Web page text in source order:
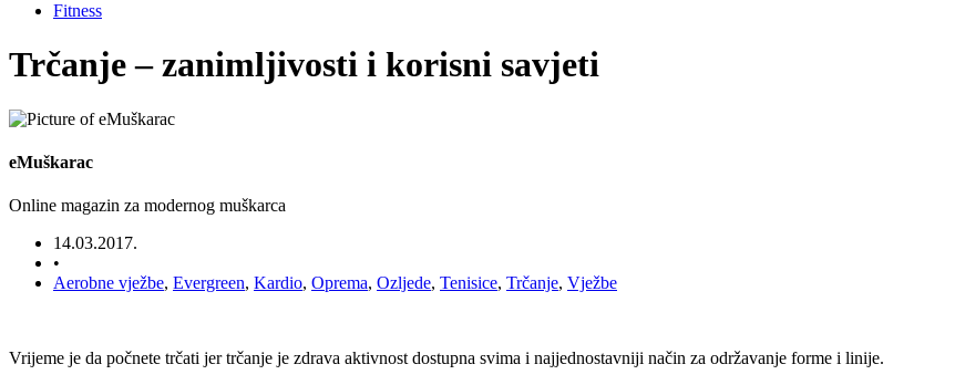
Fitness
Trčanje – zanimljivosti i korisni savjeti
eMuškarac
Online magazin za modernog muškarca
14.03.2017.
•
Aerobne vježbe, Evergreen, Kardio, Oprema, Ozljede, Tenisice, Trčanje, Vježbe
Vrijeme je da počnete trčati jer trčanje je zdrava aktivnost dostupna svima i najjednostavniji način za održavanje forme i linije.